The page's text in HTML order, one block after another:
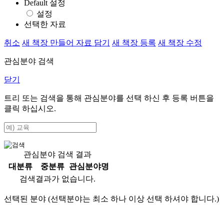
Default 설정
설정
선택한 자료
취소 새 책장 만들어 자료 담기 새 책장 등록 새 책장 수정
관심분야 검색
닫기
트리 또는 검색을 통해 관심분야를 선택 하신 후 등록 버튼을
클릭 하십시오.
관심분야 검색 결과
대분류
중분류
관심분야명
검색결과가 없습니다.
선택된 분야 (선택분야는 최소 하나 이상 선택 하셔야 합니다.)